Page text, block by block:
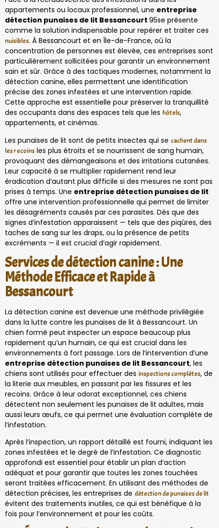
appartements ou locaux professionnel, une entreprise
détection punaises de lit Bessancourt 95se présente
comme la solution indispensable pour repérer et traiter ces
nuisibles. À Bessancourt et en Île-de-France, où la
concentration de personnes est élevée, ces entreprises sont
particulièrement sollicitées pour garantir un environnement
sain et sûr. Grâce à des tactiques modernes, notamment la
détection canine, elles permettent une identification
précise des zones infestées et une intervention rapide.
Cette approche est essentielle pour préserver la tranquillité
des occupants dans des espaces tels que les hôtels,
appartements, et cinémas.
Les punaises de lit sont de petits insectes qui se cachent dans
les recoins les plus étroits et se nourrissent de sang humain,
provoquant des démangeaisons et des irritations cutanées.
Leur capacité à se multiplier rapidement rend leur
éradication d’autant plus difficile si des mesures ne sont pas
prises à temps. Une entreprise détection punaises de lit
offre une intervention professionnelle qui permet de limiter
les désagréments causés par ces parasites. Dès que des
signes d’infestation apparaissent — tels que des piqûres, des
taches de sang sur les draps, ou la présence de petits
excréments — il est crucial d’agir rapidement.
Services de détection canine : Une
Méthode Efficace et Rapide à
Bessancourt
La détection canine est devenue une méthode privilégiée
dans la lutte contre les punaises de lit à Bessancourt. Un
chien formé peut inspecter un espace beaucoup plus
rapidement qu’un humain, ce qui est crucial dans les
environnements à fort passage. Lors de l’intervention d’une
entreprise détection punaises de lit Bessancourt, les
chiens sont utilisés pour effectuer des inspections complètes, de
la literie aux meubles, en passant par les fissures et les
recoins. Grâce à leur odorat exceptionnel, ces chiens
détectent non seulement les punaises de lit adultes, mais
aussi leurs œufs, ce qui permet une évaluation complète de
l’infestation.
Après l’inspection, un rapport détaillé est fourni, indiquant les
zones infestées et le degré de l’infestation. Ce diagnostic
approfondi est essentiel pour établir un plan d’action
adéquat et pour garantir que toutes les zones touchées
seront traitées efficacement. En utilisant des méthodes de
détection précises, les entreprises de détection de punaises de lit
évitent des traitements inutiles, ce qui est bénéfique à la
fois pour l’environnement et pour les coûts.